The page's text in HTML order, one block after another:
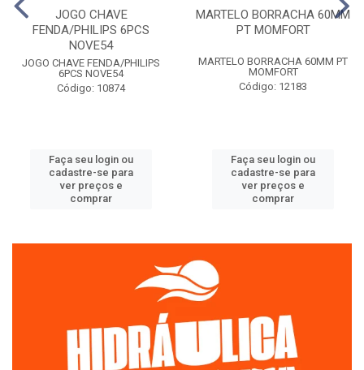
JOGO CHAVE
FENDA/PHILIPS 6PCS
NOVE54
JOGO CHAVE FENDA/PHILIPS
6PCS NOVE54
Código: 10874
Faça seu login ou
cadastre-se para
ver preços e
comprar
MARTELO BORRACHA 60MM
PT MOMFORT
MARTELO BORRACHA 60MM PT
MOMFORT
Código: 12183
Faça seu login ou
cadastre-se para
ver preços e
comprar